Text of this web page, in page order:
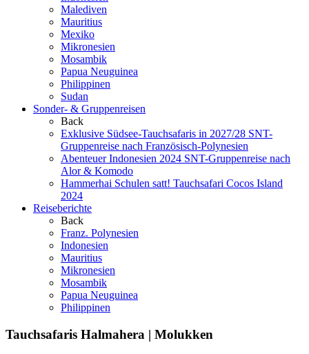
Malediven
Mauritius
Mexiko
Mikronesien
Mosambik
Papua Neuguinea
Philippinen
Sudan
Sonder- & Gruppenreisen
Back
Exklusive Südsee-Tauchsafaris in 2027/28 SNT-
Gruppenreise nach Französisch-Polynesien
Abenteuer Indonesien 2024 SNT-Gruppenreise nach
Alor & Komodo
Hammerhai Schulen satt! Tauchsafari Cocos Island
2024
Reiseberichte
Back
Franz. Polynesien
Indonesien
Mauritius
Mikronesien
Mosambik
Papua Neuguinea
Philippinen
Tauchsafaris Halmahera | Molukken